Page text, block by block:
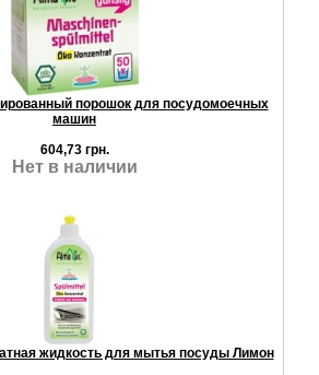
порошок для посудомоечных
машин
604,73 грн.
Нет в наличии
жидкость для мытья посуды Лимон